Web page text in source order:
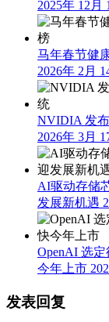
2025年 12月
马年春节健
2026年 2月
NVIDIA 发
2026年 3月
AI驱动存储
发展新机遇
OpenAI 选
今年上市
发表回复